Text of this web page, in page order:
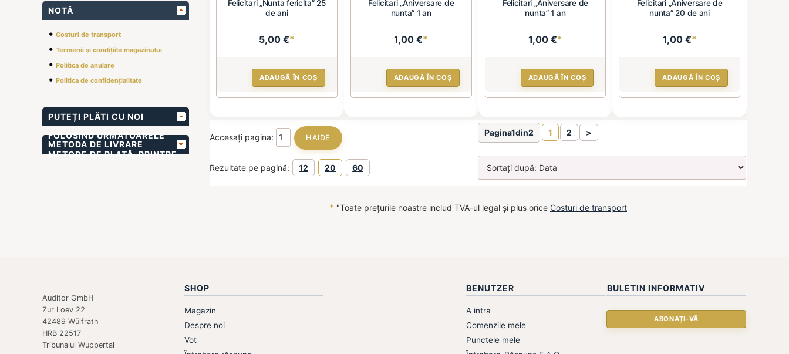
NOTĂ
• Costuri de transport
• Termenii și condițiile magazinului
• Politica de anulare
• Politica de confidențialitate
PUTEȚI PLĂTI CU NOI
FOLOSIND URMĂTOARELE
METODE DE PLATĂ, PRINTRE
METODA DE LIVRARE
Felicitari „Nunta fericita” 25
de ani
5,00 €*
ADAUGĂ ÎN COȘ
Felicitari „Aniversare de
nunta” 1 an
1,00 €*
ADAUGĂ ÎN COȘ
Felicitari „Aniversare de
nunta” 1 an
1,00 €*
ADAUGĂ ÎN COȘ
Felicitari „Aniversare de
nunta” 20 de ani
1,00 €*
ADAUGĂ ÎN COȘ
Accesați pagina: Pagina1din2 1 2 >
Rezultate pe pagină: 12 20 60
* "Toate prețurile noastre includ TVA-ul legal și plus orice Costuri de transport
Auditor GmbH
Zur Loev 22
42489 Wülfrath
HRB 22517
Tribunalul Wuppertal
SHOP
Magazin
Despre noi
Vot
BENUTZER
A intra
Comenzile mele
Punctele mele
BULETIN INFORMATIV